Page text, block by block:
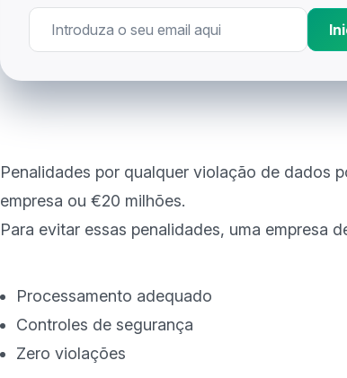
Penalidades por qualquer violação de dados
empresa ou €20 milhões.
Para evitar essas penalidades, uma empresa
Processamento adequado
Controles de segurança
Zero violações